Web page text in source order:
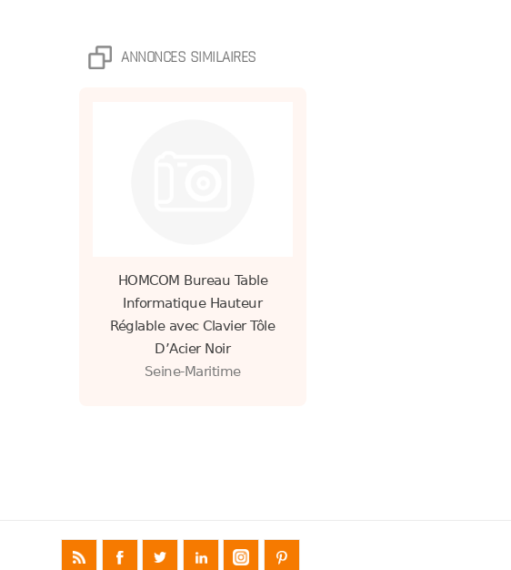
ANNONCES SIMILAIRES
HOMCOM Bureau Table
Informatique Hauteur
Réglable avec Clavier Tôle
D’Acier Noir
Seine-Maritime